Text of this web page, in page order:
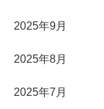
2025年9月
2025年8月
2025年7月